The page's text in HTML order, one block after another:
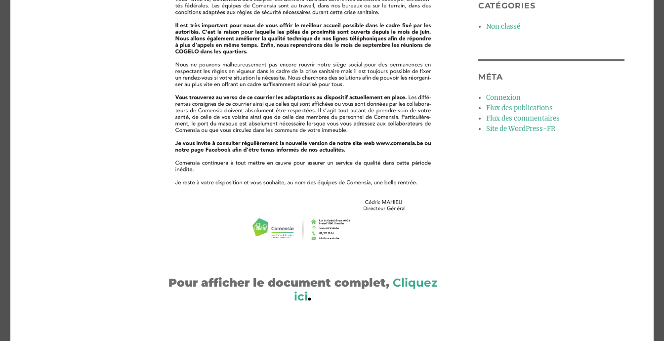
Pour afficher le document complet,Cliquez
ici.
CATÉGORIES
Non classé
MÉTA
Connexion
Flux des publications
Flux des commentaires
Site de WordPress-FR